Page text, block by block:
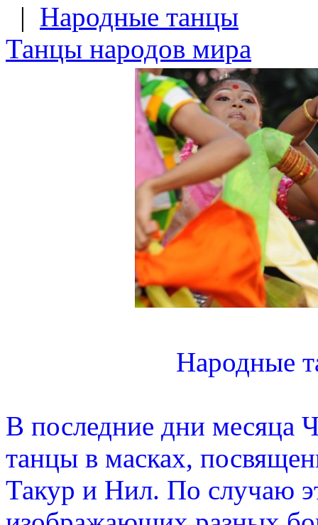
| Народные танцы
Танцы народов мира
Народные
В последние дни месяца
танцы в масках,
Такур и Нил. По случаю